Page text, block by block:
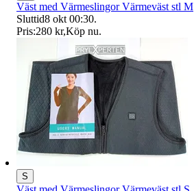
Väst med Värmeslingor Värmeväst stl M
Sluttid8 okt 00:30.
Pris:280 kr,Köp nu.
S